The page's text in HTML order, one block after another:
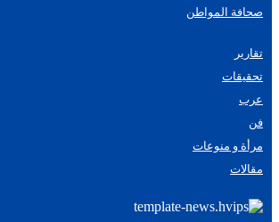
صحافة المواطن
تقارير
تحقيقات
عرب
فن
مرأة و منوعات
مقالات